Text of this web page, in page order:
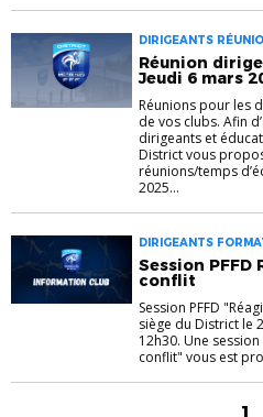
DIRIGEANTS
Réunion
Jeudi 6 mars
Réunions pour les
de vos clubs. Afin
dirigeants et
District vous
réunions/temps
2025...
DIRIGEANTS
Session PFFD
conflit
Session PFFD
siège du District le
12h30. Une session
conflit" vous est
1